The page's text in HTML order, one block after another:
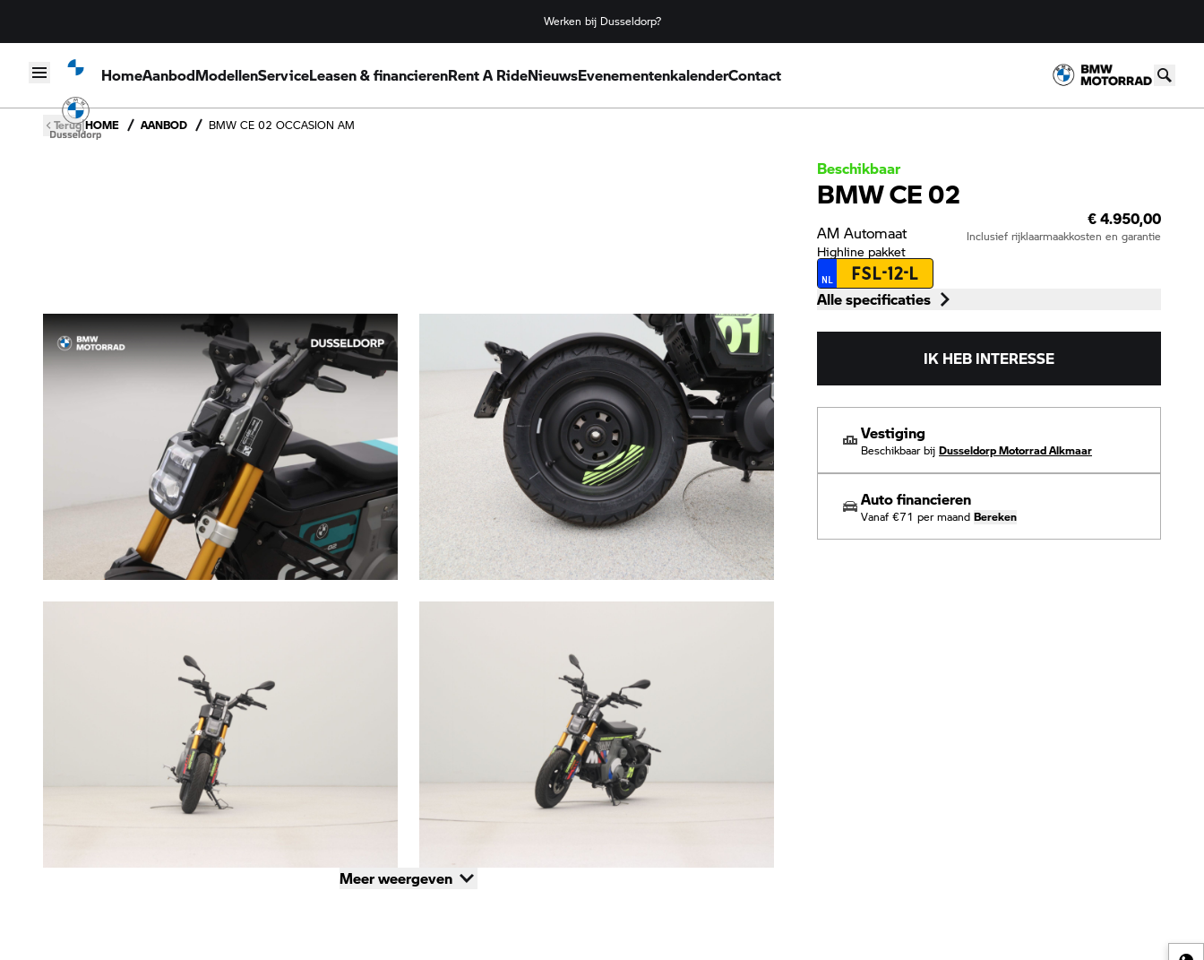
Werken bij Dusseldorp?
HomeAanbodModellenServiceLeasen & financierenRent A RideNieuwsEvenementenkalenderContact
Skip to content
Terug|HOME AANBOD BMW CE 02 OCCASION AM
Meer weergeven
Beschikbaar
BMW CE 02
AM Automaat
€ 4.950,00
Inclusief rijklaarmaakkosten en garantie
Highline pakket
NL FSL-12-L
Alle specificaties
IK HEB INTERESSE
Vestiging
Beschikbaar bij Dusseldorp Motorrad Alkmaar
Auto financieren
Vanaf €71 per maand Bereken